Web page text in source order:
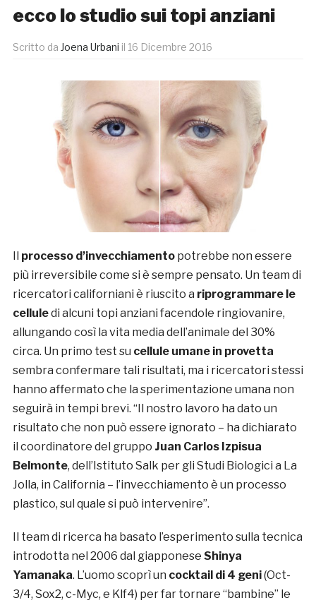
ecco lo studio sui topi anziani
Scritto da Joena Urbani il 16 Dicembre 2016
Il processo d’invecchiamentopotrebbe non essere
più irreversibile come si è sempre pensato. Un team di
ricercatori californiani è riuscito a riprogrammare le
celluledi alcuni topi anziani facendole ringiovanire,
allungando così la vita media dell’animale del 30%
circa. Un primo test su cellule umane in provetta
sembra confermare tali risultati, ma i ricercatori stessi
hanno affermato che la sperimentazione umana non
seguirà in tempi brevi. “Il nostro lavoro ha dato un
risultato che non può essere ignorato – ha dichiarato
il coordinatore del gruppo Juan Carlos Izpisua
Belmonte, dell’Istituto Salk per gli Studi Biologici a La
Jolla, in California – l’invecchiamento è un processo
plastico, sul quale si può intervenire”.
Il team di ricerca ha basato l’esperimento sulla tecnica
introdotta nel 2006 dal giapponese Shinya
Yamanaka. L’uomo scoprì un cocktail di 4 geni(Oct-
3/4, Sox2, c-Myc, e Klf4) per far tornare “bambine” le